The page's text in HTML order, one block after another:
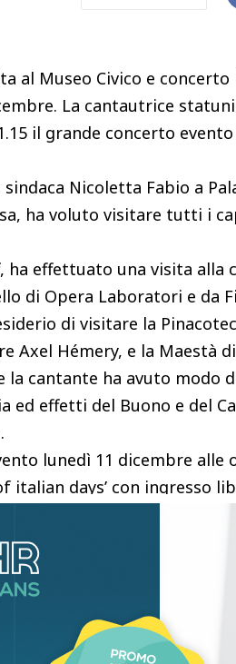
al Museo Civico e
La cantautrice
il grande concerto
Nicoletta Fabio a
ha voluto visitare tutti i
ha effettuato una visita alla
di Opera Laboratori e da
di visitare la
Axel Hémery, e la Maestà
la cantante ha avuto modo
ed effetti del Buono e del
lunedì 11 dicembre alle
italian days’ con ingresso
– Colle di Val d’Elsa –
Arcidiocesi, “sostenuto
che consentirà al
moderna che
più profonde.